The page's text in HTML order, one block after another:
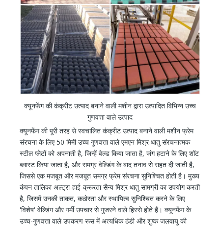
क्यूनफेंग की कंक्रीट उत्पाद बनाने वाली मशीन द्वारा उत्पादित विभिन्न उच्च
गुणवत्ता वाले उत्पाद
क्यूनफेंग की पूरी तरह से स्वचालित कंक्रीट उत्पाद बनाने वाली मशीन फ्रेम
संरचना के लिए 50 मिमी उच्च गुणवत्ता वाले एमएन मिश्र धातु संरचनात्मक
स्टील प्लेटों को अपनाती है, जिन्हें वेल्ड किया जाता है, जंग हटाने के लिए शॉट
ब्लास्ट किया जाता है, और समग्र वेल्डिंग के बाद तनाव से राहत दी जाती है,
जिससे एक मजबूत और मजबूत समग्र फ्रेम संरचना सुनिश्चित होती है। मुख्य
कंपन तालिका अल्ट्रा-हाई-क्रूरता सैन्य मिश्र धातु सामग्री का उपयोग करती
है, जिसमें उनकी ताकत, कठोरता और स्थायित्व सुनिश्चित करने के लिए
'विशेष' वेल्डिंग और गर्मी उपचार से गुजरने वाले हिस्से होते हैं। क्यूनफेंग के
उच्च-गुणवत्ता वाले उपकरण रूस में अत्यधिक ठंडी और शुष्क जलवायु की